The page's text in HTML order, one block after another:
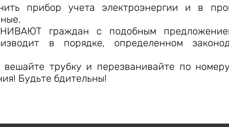
прибор учета электроэнергии и в
граждан с подобным
в порядке, определенном
трубку и перезванивайте по
Будьте бдительны!